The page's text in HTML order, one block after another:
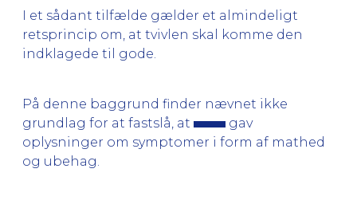
I et sådant tilfælde gælder et almindeligt
retsprincip om, at tvivlen skal komme den
indklagede til gode.
På denne baggrund finder nævnet ikke
grundlag for at fastslå, at
gav
oplysninger om symptomer i form af mathed
og ubehag.